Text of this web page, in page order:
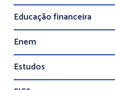
Educação financeira
Enem
Estudos